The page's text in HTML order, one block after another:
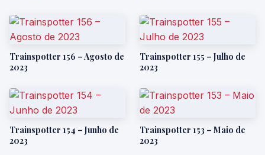
Trainspotter 156 – Agosto de
2023
Trainspotter 155 – Julho de
2023
Trainspotter 154 – Junho de
2023
Trainspotter 153 – Maio de
2023